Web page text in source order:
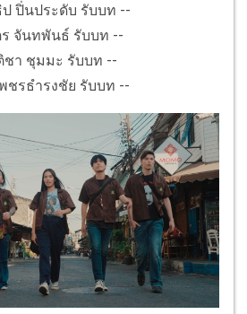
ปิ่นประดับ รับบท --
จันทพันธ์ รับบท --
ชา ชุมมะ รับบท --
ชรธำรงชัย รับบท --